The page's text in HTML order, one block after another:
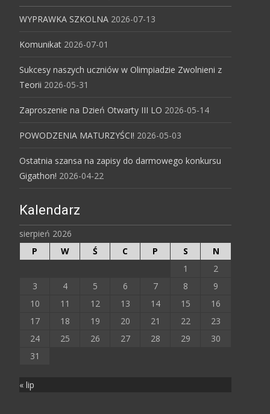
WYPRAWKA SZKOLNA 2026-07-13
Komunikat 2026-07-01
Sukcesy naszych uczniów w Olimpiadzie Zwolnieni z
Teorii 2026-05-31
Zaproszenie na Dzień Otwarty III LO 2026-05-14
POWODZENIA MATURZYŚCI! 2026-05-03
Ostatnia szansa na zapisy do darmowego konkursu
Gigathon! 2026-04-22
Kalendarz
sierpień 2026
P
W Ś C P S
N
1
2
3
4 5 6 7 8
9
10
11 12 13 14 15
16
17
18 19 20 21 22
23
24
25 26 27 28 29
30
31
« lip